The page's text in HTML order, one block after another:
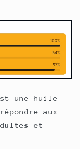
une huile
aux
et